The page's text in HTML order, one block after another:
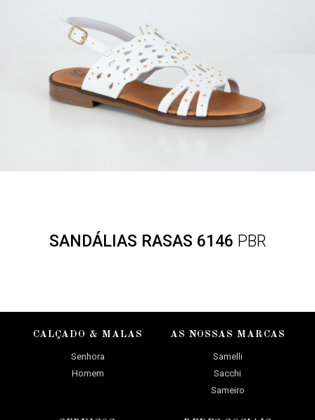
SANDÁLIAS RASAS 6146 PBR
CALÇADO & MALAS
Senhora
Homem
AS NOSSAS MARCAS
Samelli
Sacchi
Sameiro